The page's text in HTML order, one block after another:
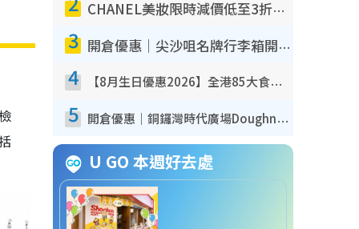
CHANEL美妝限時減價低至3折！人氣粉底/唇膏/精華液低至$275！COCO香水都有平
3 開倉優惠｜尖沙咀名牌行李箱開倉低至4折！一連5日 American Tourister/ace./Hallmark $200起！
4 【8月生日優惠2026】全港85大食買玩著數攻略 自助餐/火鍋放題同行免費＋誠品/DONKI送現金券
5 開倉優惠｜銅鑼灣時代廣場Doughnut/Campo Marzio開倉低至1折！背囊、書包、手袋劈價$200起
U GO 本週好去處